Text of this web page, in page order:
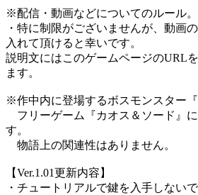
※配信・動画などについてのルール。
・特に制限がございませんが、動画
入れて頂けると幸いです。
説明文にはこのゲームページのURL
ます。
※作中内に登場するボスモンスター
フリーゲーム『カオス＆ソード』
す。
物語上の関連性はありません。
【Ver.1.01更新内容】
・チュートリアルで鍵を入手しない